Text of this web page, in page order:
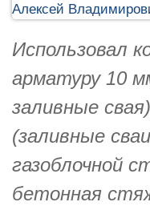
Использовал
арматуру 10
заливные
(заливные
газоблочной
бетонная